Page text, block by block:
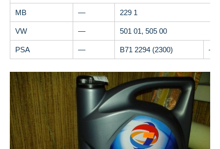
MB — 229 1
VW — 501 01, 505 00
PSA — B71 2294 (2300) —